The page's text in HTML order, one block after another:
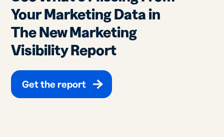
Your Marketing Data in
The New Marketing
Visibility Report
Get the report